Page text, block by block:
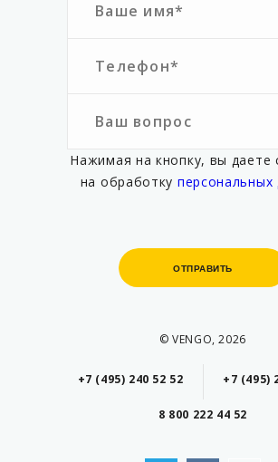
Нажимая на кнопку, вы даете
на обработку персональных
ОТПРАВИТЬ
ОТПРАВИТЬ
© VENGO, 2026
+7 (495) 240 52 52 +7 (495)
8 800 222 44 52